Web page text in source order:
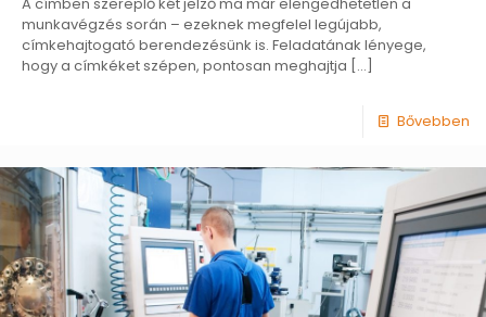
munkavégzés során – ezeknek megfelel legújabb,
címkehajtogató berendezésünk is. Feladatának lényege,
hogy a címkéket szépen, pontosan meghajtja […]
Bővebben